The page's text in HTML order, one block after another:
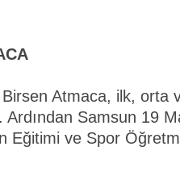
Atmaca, ilk, orta
Ardından Samsun 19
Eğitimi ve Spor